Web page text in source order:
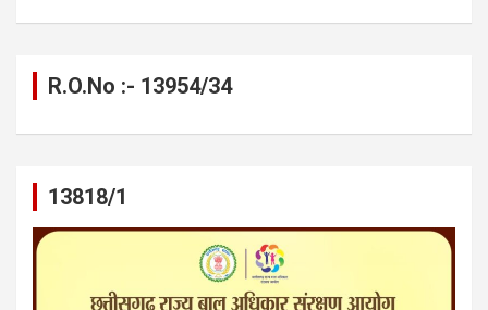
R.O.No :- 13954/34
13818/1